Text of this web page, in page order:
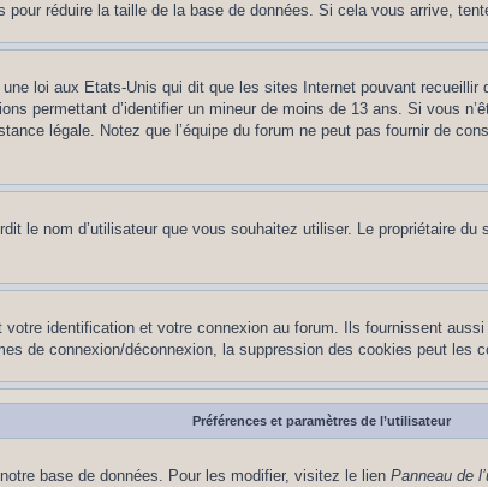
réduire la taille de la base de données. Si cela vous arrive,
loi aux Etats-Unis qui dit que les sites Internet pouvant
permettant d’identifier un mineur de moins de 13 ans. Si vous
légale. Notez que l’équipe du forum ne peut pas fournir de
le nom d’utilisateur que vous souhaitez utiliser. Le propriétaire
identification et votre connexion au forum. Ils fournissent
de connexion/déconnexion, la suppression des cookies peut les
Préférences et paramètres de l’utilisateur
base de données. Pour les modifier, visitez le lien Panneau de